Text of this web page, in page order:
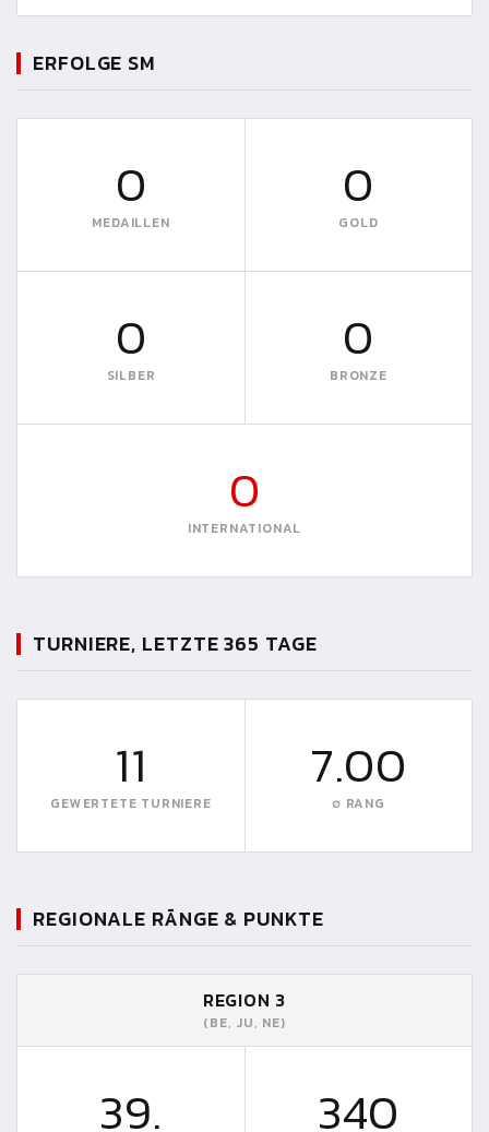
ERFOLGE SM
0
MEDAILLEN
0
GOLD
0
SILBER
0
BRONZE
0
INTERNATIONAL
TURNIERE, LETZTE 365 TAGE
11
GEWERTETE TURNIERE
7.00
∅ RANG
REGIONALE RÄNGE & PUNKTE
REGION 3
(BE, JU, NE)
39. 340